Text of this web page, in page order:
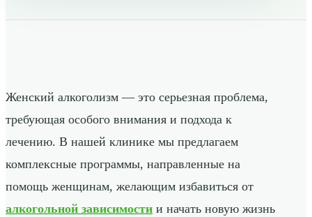
Женский алкоголизм — это серьезная проблема,
требующая особого внимания и подхода к
лечению. В нашей клинике мы предлагаем
комплексные программы, направленные на
помощь женщинам, желающим избавиться от
алкогольной зависимости и начать новую жизнь